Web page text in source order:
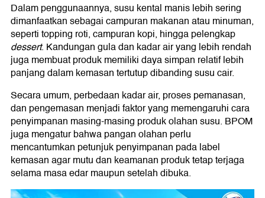
Dalam penggunaannya, susu kental manis lebih sering
dimanfaatkan sebagai campuran makanan atau minuman,
seperti topping roti, campuran kopi, hingga pelengkap
dessert. Kandungan gula dan kadar air yang lebih rendah
juga membuat produk memiliki daya simpan relatif lebih
panjang dalam kemasan tertutup dibanding susu cair.
Secara umum, perbedaan kadar air, proses pemanasan,
dan pengemasan menjadi faktor yang memengaruhi cara
penyimpanan masing-masing produk olahan susu. BPOM
juga mengatur bahwa pangan olahan perlu
mencantumkan petunjuk penyimpanan pada label
kemasan agar mutu dan keamanan produk tetap terjaga
selama masa edar maupun setelah dibuka.